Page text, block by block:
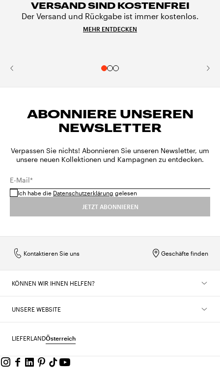
VERSAND SIND KOSTENFREI
Der Versand und Rückgabe ist immer kostenlos.
MEHR ENTDECKEN
ABONNIERE UNSEREN
NEWSLETTER
Verpassen Sie nichts! Abonnieren Sie unseren Newsletter, um
unsere neuen Kollektionen und Kampagnen zu entdecken.
E-Mail*
Ich habe die Datenschutzerklärung gelesen
JETZT ABONNIEREN
Geschäfte finden
Kontaktieren Sie uns
KÖNNEN WIR IHNEN HELFEN?
UNSERE WEBSITE
LIEFERLANDÖsterreich